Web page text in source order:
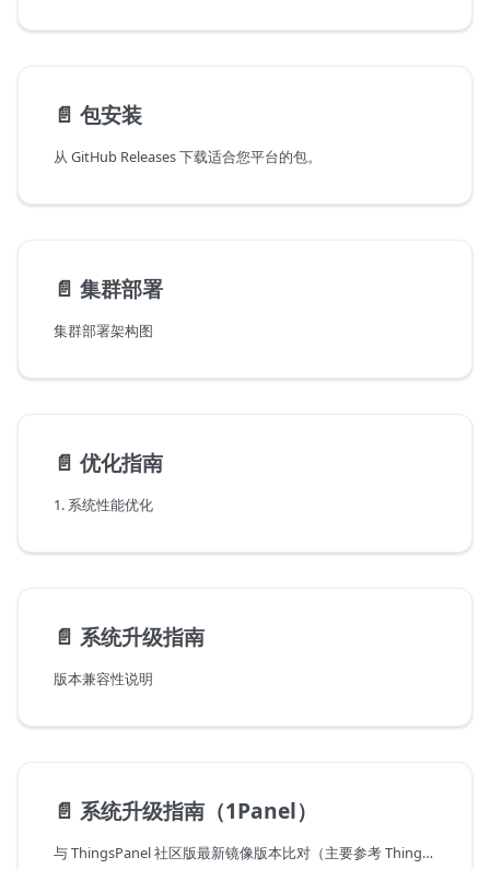
📄️ 包安装
从 GitHub Releases 下载适合您平台的包。
📄️ 集群部署
集群部署架构图
📄️ 优化指南
1. 系统性能优化
📄️ 系统升级指南
版本兼容性说明
📄️ 系统升级指南（1Panel）
与 ThingsPanel 社区版最新镜像版本比对（主要参考 ThingsPanel 快速开始文档 中的 docker-compose.yml 文件）